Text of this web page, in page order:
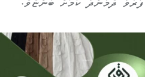
ފަރުވާ ދެމުންދާ ކަމަށް ބުންޏެވެ.